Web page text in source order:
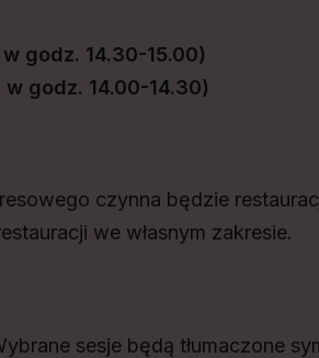
godz. 14.30-15.00)
godz. 14.00-14.30)
czynna będzie
we własnym zakresie.
sesje będą tłumaczone